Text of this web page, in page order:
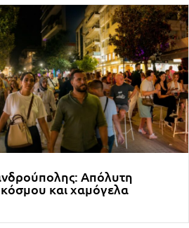
Απόλυτη
κόσμου και χαμόγελα